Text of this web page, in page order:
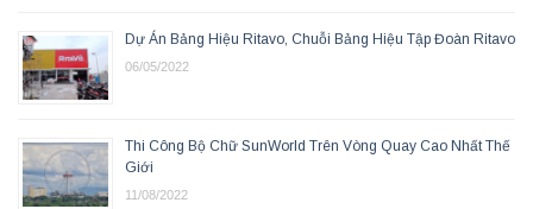
Dự Án Bảng Hiệu Ritavo, Chuỗi Bảng Hiệu Tập Đoàn Ritavo
06/05/2022
Thi Công Bộ Chữ SunWorld Trên Vòng Quay Cao Nhất Thế
Giới
11/08/2022